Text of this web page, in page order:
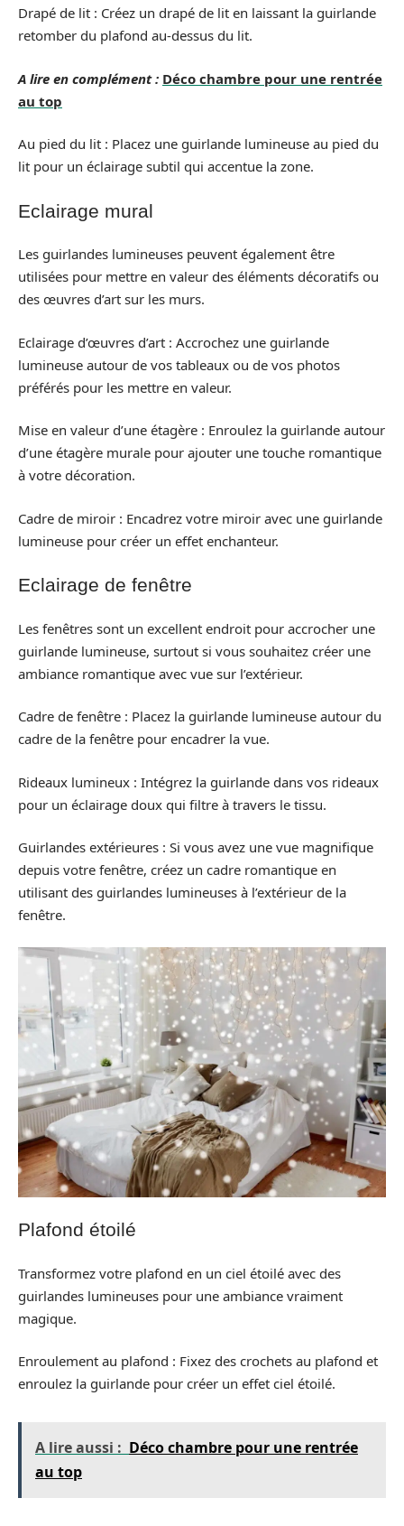
Drapé de lit : Créez un drapé de lit en laissant la guirlande
retomber du plafond au-dessus du lit.
A lire en complément : Déco chambre pour une rentrée
au top
Au pied du lit : Placez une guirlande lumineuse au pied du
lit pour un éclairage subtil qui accentue la zone.
Eclairage mural
Les guirlandes lumineuses peuvent également être
utilisées pour mettre en valeur des éléments décoratifs ou
des œuvres d’art sur les murs.
Eclairage d’œuvres d’art : Accrochez une guirlande
lumineuse autour de vos tableaux ou de vos photos
préférés pour les mettre en valeur.
Mise en valeur d’une étagère : Enroulez la guirlande autour
d’une étagère murale pour ajouter une touche romantique
à votre décoration.
Cadre de miroir : Encadrez votre miroir avec une guirlande
lumineuse pour créer un effet enchanteur.
Eclairage de fenêtre
Les fenêtres sont un excellent endroit pour accrocher une
guirlande lumineuse, surtout si vous souhaitez créer une
ambiance romantique avec vue sur l’extérieur.
Cadre de fenêtre : Placez la guirlande lumineuse autour du
cadre de la fenêtre pour encadrer la vue.
Rideaux lumineux : Intégrez la guirlande dans vos rideaux
pour un éclairage doux qui filtre à travers le tissu.
Guirlandes extérieures : Si vous avez une vue magnifique
depuis votre fenêtre, créez un cadre romantique en
utilisant des guirlandes lumineuses à l’extérieur de la
fenêtre.
Plafond étoilé
Transformez votre plafond en un ciel étoilé avec des
guirlandes lumineuses pour une ambiance vraiment
magique.
Enroulement au plafond : Fixez des crochets au plafond et
enroulez la guirlande pour créer un effet ciel étoilé.
A lire aussi : Déco chambre pour une rentrée
au top